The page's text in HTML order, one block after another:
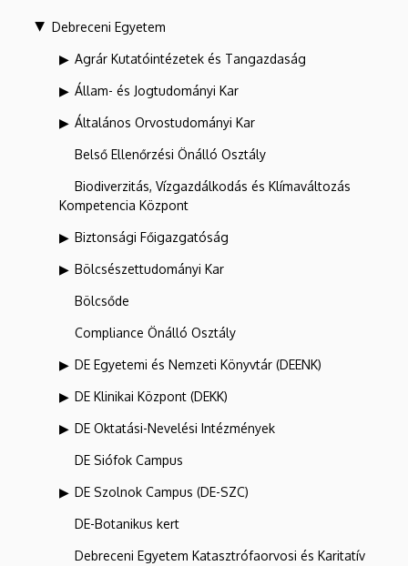
Debreceni Egyetem
Agrár Kutatóintézetek és Tangazdaság
Állam- és Jogtudományi Kar
Általános Orvostudományi Kar
Belső Ellenőrzési Önálló Osztály
Biodiverzitás, Vízgazdálkodás és Klímaváltozás
Kompetencia Központ
Biztonsági Főigazgatóság
Bölcsészettudományi Kar
Bölcsőde
Compliance Önálló Osztály
DE Egyetemi és Nemzeti Könyvtár (DEENK)
DE Klinikai Központ (DEKK)
DE Oktatási-Nevelési Intézmények
DE Siófok Campus
DE Szolnok Campus (DE-SZC)
DE-Botanikus kert
Debreceni Egyetem Katasztrófaorvosi és Karitatív